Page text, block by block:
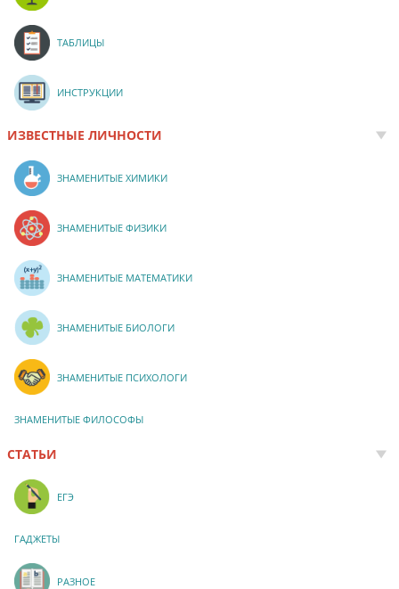
ТАБЛИЦЫ
ИНСТРУКЦИИ
ИЗВЕСТНЫЕ ЛИЧНОСТИ
ЗНАМЕНИТЫЕ ХИМИКИ
ЗНАМЕНИТЫЕ ФИЗИКИ
ЗНАМЕНИТЫЕ МАТЕМАТИКИ
ЗНАМЕНИТЫЕ БИОЛОГИ
ЗНАМЕНИТЫЕ ПСИХОЛОГИ
ЗНАМЕНИТЫЕ ФИЛОСОФЫ
СТАТЬИ
ЕГЭ
ГАДЖЕТЫ
РАЗНОЕ